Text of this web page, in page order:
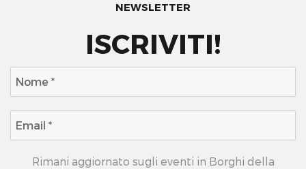
NEWSLETTER
ISCRIVITI!
Rimani aggiornato sugli eventi in Borghi della